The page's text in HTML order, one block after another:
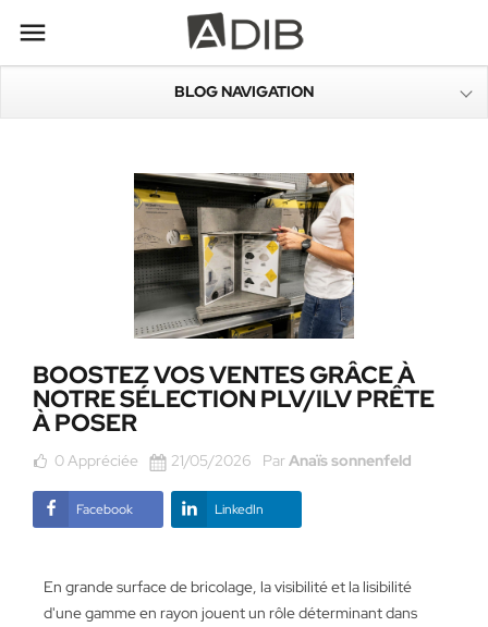

BLOG NAVIGATION
BOOSTEZ VOS VENTES GRÂCE À
NOTRE SÉLECTION PLV/ILV PRÊTE
À POSER
0 Appréciée 21/05/2026 ParAnaïs sonnenfeld
Facebook LinkedIn
En grande surface de bricolage, la visibilité et la lisibilité
d'une gamme en rayon jouent un rôle déterminant dans